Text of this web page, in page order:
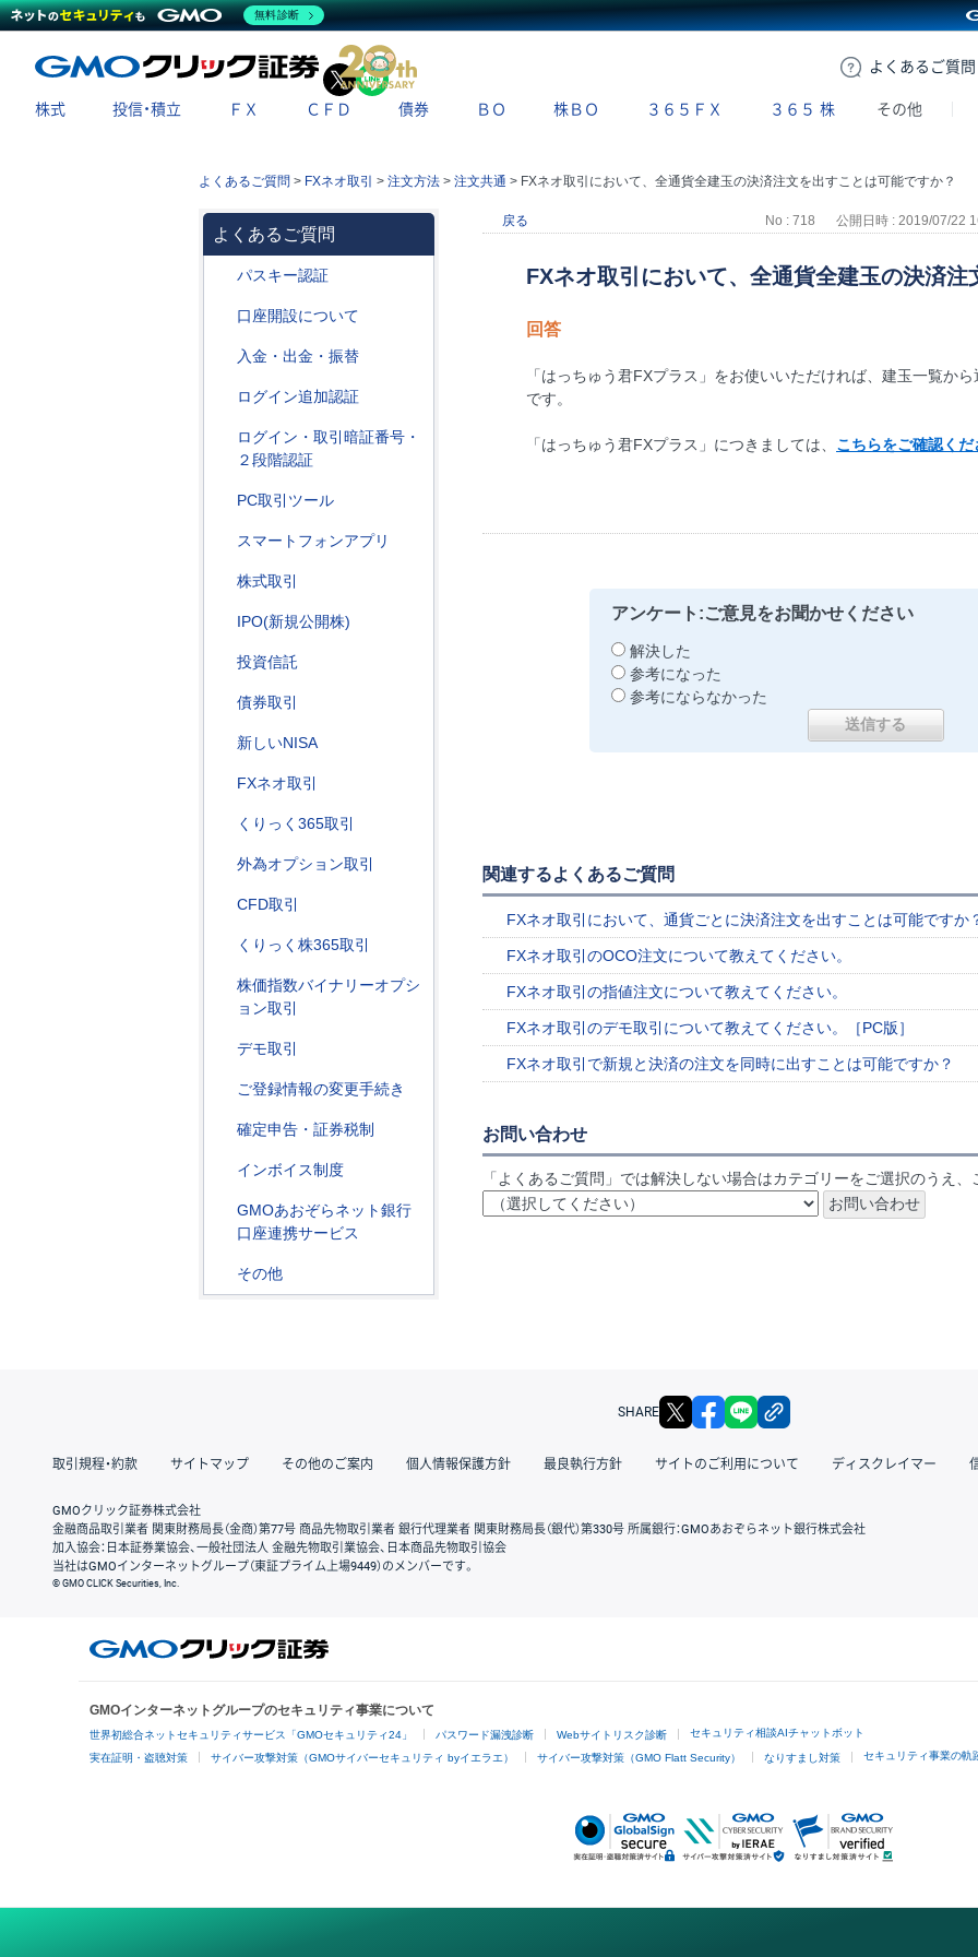
よくある ご質問
X
株式 投信・積立 ＦＸ ＣＦＤ 債券 ＢＯ 株ＢＯ ３６５ＦＸ ３６５ 株 その他
よくあるご質問 > FXネオ取引 > 注文方法 > 注文共通 > FXネオ取引において、全通貨全建玉の決済注文を出すことは可能ですか？
よくあるご質問
パスキー認証
口座開設について
入金・出金・振替
ログイン追加認証
ログイン・取引暗証番号・
２段階認証
PC取引ツール
スマートフォンアプリ
株式取引
IPO(新規公開株)
投資信託
債券取引
新しいNISA
FXネオ取引
くりっく365取引
外為オプション取引
CFD取引
くりっく株365取引
株価指数バイナリーオプシ
ョン取引
デモ取引
ご登録情報の変更手続き
確定申告・証券税制
インボイス制度
GMOあおぞらネット銀行
口座連携サービス
その他
戻る No : 718 公開日時 : 2019/07/22
FXネオ取引において、全通貨全建玉の決済
回答
「はっちゅう君FXプラス」をお使いいただければ、建玉一覧か
です。
「はっちゅう君FXプラス」につきましては、 こちらをご確認くだ
アンケート:ご意見をお聞かせください
解決した
参考になった
参考にならなかった
関連するよくあるご質問
FXネオ取引において、通貨ごとに決済注文を出すことは可能ですか
FXネオ取引のOCO注文について教えてください。
FXネオ取引の指値注文について教えてください。
FXネオ取引のデモ取引について教えてください。［PC版］
FXネオ取引で新規と決済の注文を同時に出すことは可能ですか？
お問い合わせ
「よくあるご質問」では解決しない場合はカテゴリーをご選択のうえ
SHARE X facebook
取引規程・約款 サイトマップ その他のご案内 個人情報保護方針 最良執行方針 サイトのご利用について ディスクレイマー
GMOクリック証券株式会社
金融商品取引業者 関東財務局長（金商）第77号 商品先物取引業者 銀行代理業者 関東財務局長（銀代）第330号 所属銀行：GMOあおぞらネット銀行株式会社
加入協会：日本証券業協会、一般社団法人 金融先物取引業協会、日本商品先物取引協会
当社はGMOインターネットグループ（東証プライム上場9449）のメンバーです。
© GMO CLICK Securities, Inc.
GMOインターネットグループのセキュリティ事業について
世界初総合ネットセキュリティサービス「GMOセキュリティ24」 パスワード漏洩診断 Webサイトリスク診断 セキュリティ相談AIチャットボット
実在証明・盗聴対策 サイバー攻撃対策（GMOサイバーセキュリティ byイエラエ） サイバー攻撃対策（GMO Flatt Security） なりすまし対策 セキュリティ事業の軌
無料診断